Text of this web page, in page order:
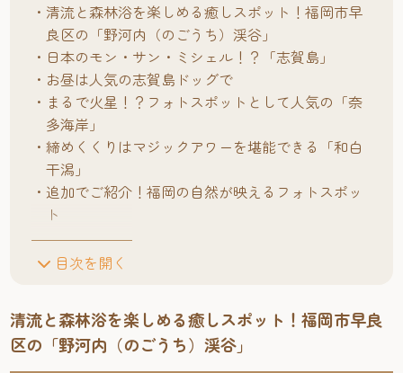
目次を開く
清流と森林浴を楽しめる癒しスポット！福岡市早
良区の「野河内（のごうち）渓谷」
日本のモン・サン・ミシェル！？「志賀島」
お昼は人気の志賀島ドッグで
まるで火星！？フォトスポットとして人気の「奈
多海岸」
締めくくりはマジックアワーを堪能できる「和白
干潟」
追加でご紹介！福岡の自然が映えるフォトスポッ
ト
清流と森林浴を楽しめる癒しスポット！福岡市早良
区の「野河内（のごうち）渓谷」